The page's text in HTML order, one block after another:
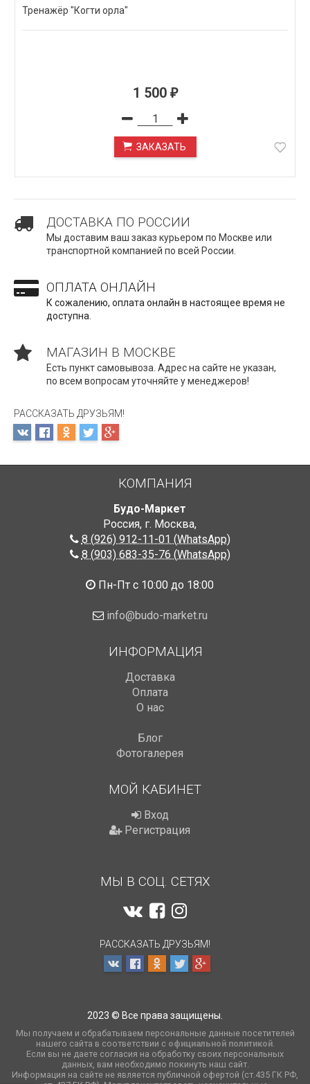
Тренажёр "Когти орла"
1 500 ₽
ЗАКАЗАТЬ
ДОСТАВКА ПО РОССИИ
Мы доставим ваш заказ курьером по Москве или
транспортной компанией по всей России.
ОПЛАТА ОНЛАЙН
К сожалению, оплата онлайн в настоящее время не
доступна.
МАГАЗИН В МОСКВЕ
Есть пункт самовывоза. Адрес на сайте не указан,
по всем вопросам уточняйте у менеджеров!
РАССКАЗАТЬ ДРУЗЬЯМ!
КОМПАНИЯ
Будо-Маркет
Россия, г. Москва,
8 (926) 912-11-01 (WhatsApp)
8 (903) 683-35-76 (WhatsApp)
Пн-Пт с 10:00 до 18:00
info@budo-market.ru
ИНФОРМАЦИЯ
Доставка
Оплата
О нас
Блог
Фотогалерея
МОЙ КАБИНЕТ
Вход
Регистрация
МЫ В СОЦ. СЕТЯХ
РАССКАЗАТЬ ДРУЗЬЯМ!
2023 © Все права защищены.
Мы получаем и обрабатываем персональные данные посетителей
нашего сайта в соответствии с официальной политикой.
Если вы не даете согласия на обработку своих персональных
данных, вам необходимо покинуть наш сайт.
Информация на сайте не является публичной офертой (ст.435 ГК РФ,